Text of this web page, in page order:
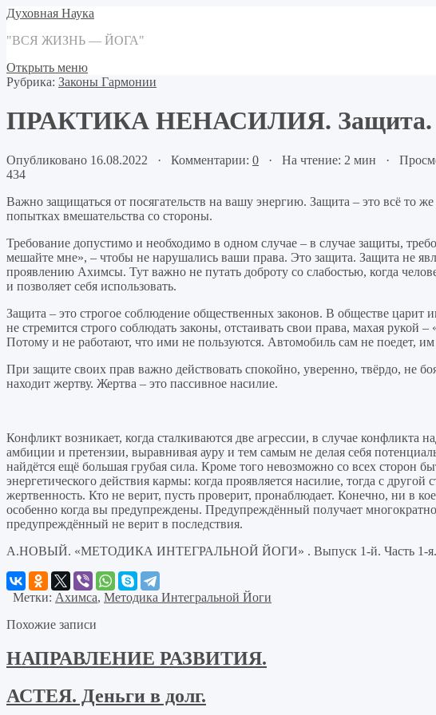
Духовная Наука
"ВСЯ ЖИЗНЬ — ЙОГА"
Открыть меню
Рубрика: Законы Гармонии
ПРАКТИКА НЕНАСИЛИЯ. Защита.
Опубликовано 16.08.2022 · Комментарии: 0 · На чтение: 2 мин ·
434
Важно защищаться от посягательств на вашу энергию. Защита – это всё то
попытках вмешательства со стороны.
Требование допустимо и необходимо в одном случае – в случае защиты,
мешайте мне», – чтобы не нарушались ваши права. Это защита. Защита не
проявлению Ахимсы. Тут важно не путать доброту со слабостью, когда
и позволяет себя использовать.
Защита – это строгое соблюдение общественных законов. В обществе царит
не стремится строго соблюдать законы, отстаивать свои права, махая рукой
Потому и не работают, что ими не пользуются. Автомобиль сам не поедет, им
При защите своих прав важно действовать спокойно, уверенно, твёрдо, не
находит жертву. Жертва – это пассивное насилие.
Конфликт возникает, когда сталкиваются две агрессии, в случае конфликта
амбиции и претензии, выравнивая ауру и тем самым не делая себя
найдётся ещё большая грубая сила. Кроме того невозможно со всех сторон
энергетического действия кармы: когда проявляется насилие, тогда с другой
жертвенность. Кто не верит, пусть проверит, пронаблюдает. Конечно, ни в
особенно когда вы предупреждены. Предупреждённый получает
предупреждённый не верит в последствия.
А.НОВЫЙ. «МЕТОДИКА ИНТЕГРАЛЬНОЙ ЙОГИ» . Выпуск 1-й. Часть 1-я.
Метки: Ахимса, Методика Интегральной Йоги
Похожие записи
НАПРАВЛЕНИЕ РАЗВИТИЯ.
АСТЕЯ. Деньги в долг.